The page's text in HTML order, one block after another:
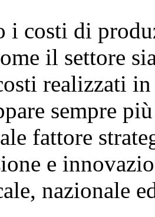
i costi di
il settore
realizzati
sempre
fattore
e
nazionale